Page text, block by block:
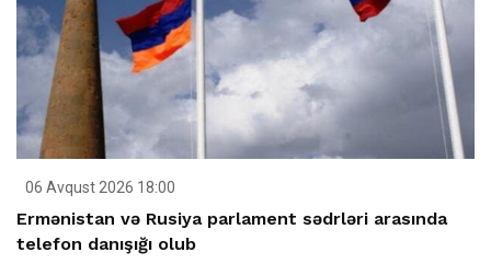
06 Avqust 2026 18:00
Ermənistan və Rusiya parlament sədrləri arasında
telefon danışığı olub